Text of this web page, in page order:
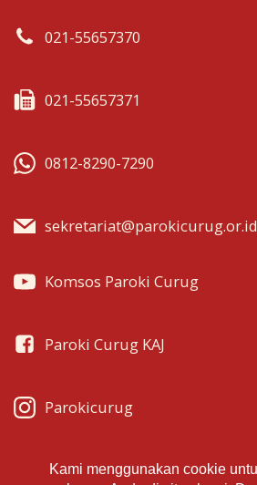
021-55657370
021-55657371
0812-8290-7290
sekretariat@parokicurug.or.id
Komsos Paroki Curug
Paroki Curug KAJ
Parokicurug
Parokicurug